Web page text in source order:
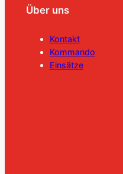
Über uns
Kontakt
Kommando
Einsätze